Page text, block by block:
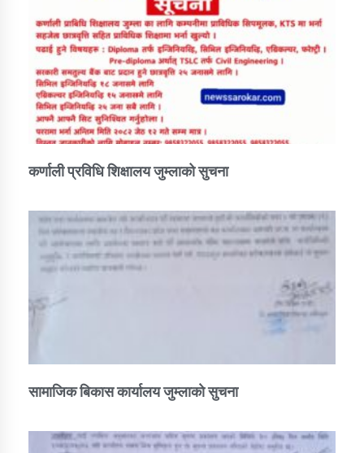
कर्णाली प्रविधि शिक्षालय जुम्लाको सुचना
सामाजिक बिकास कार्यालय जुम्लाकाे सुचना